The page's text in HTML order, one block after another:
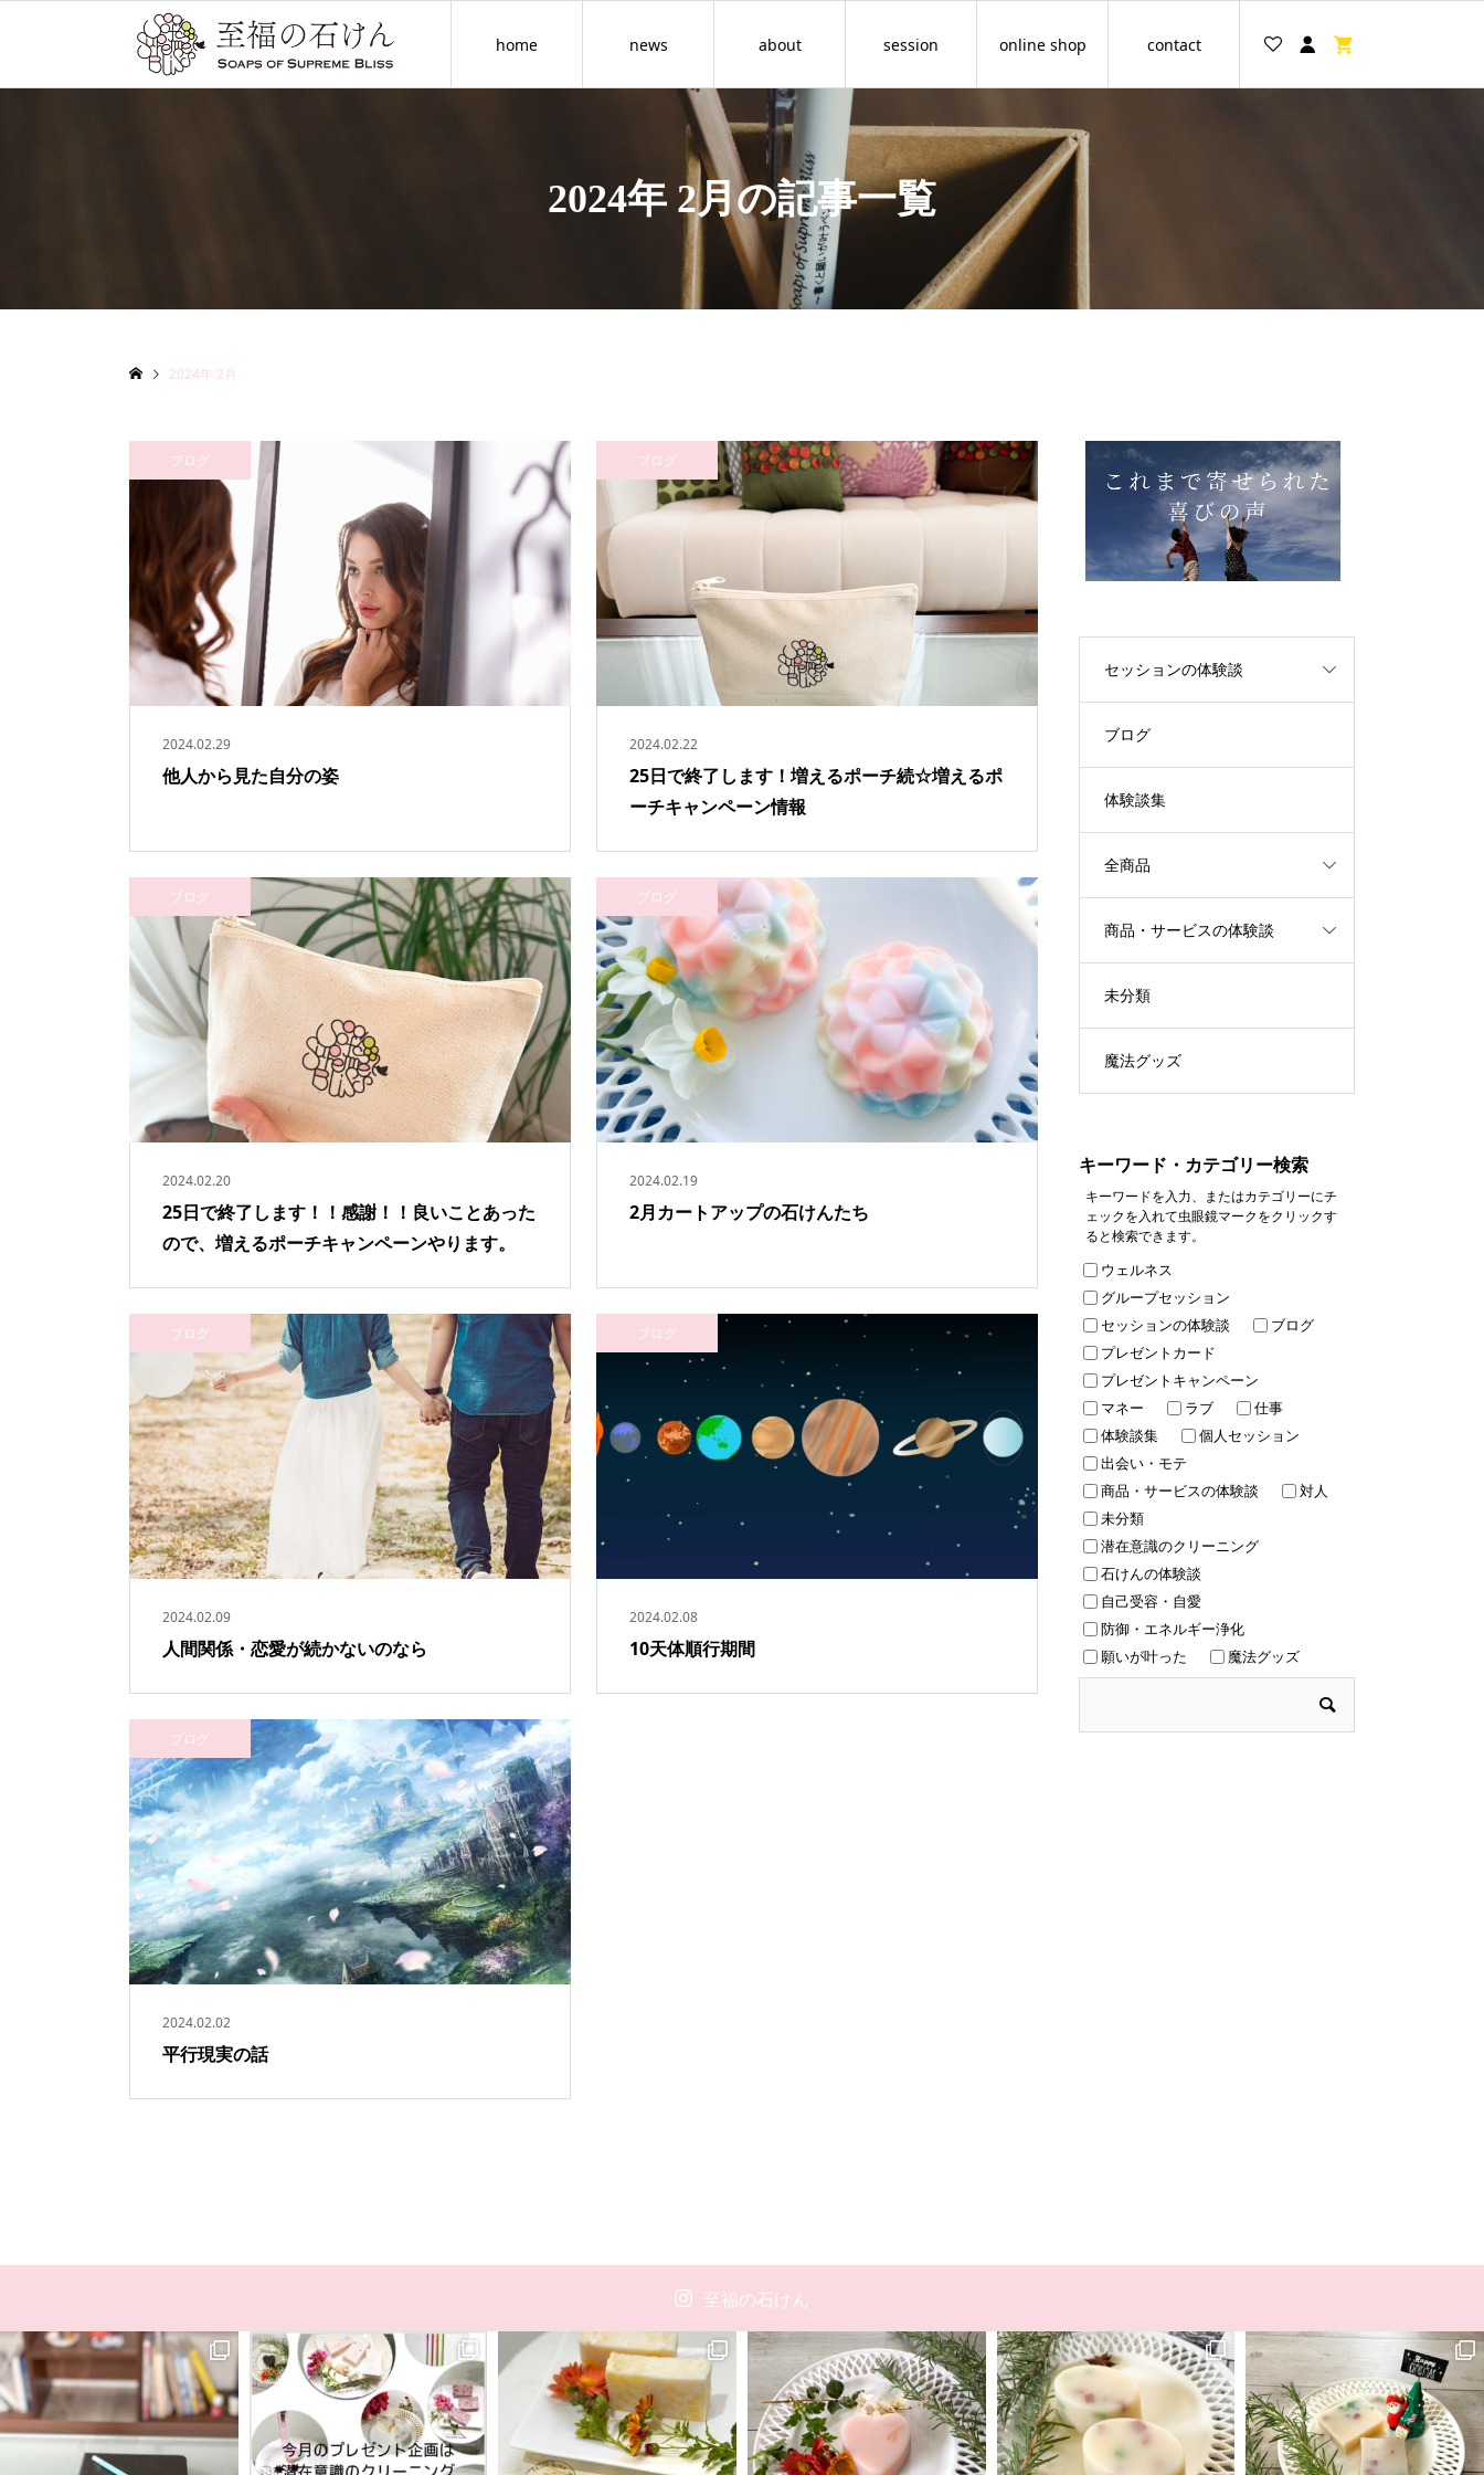
home news about session online shop contact
2024年 2月の記事一覧
2024年 2月
2024.02.29
他人から見た自分の姿
ブログ
2024.02.22
25日で終了します！増えるポーチ続☆増えるポ
ーチキャンペーン情報
ブログ
2024.02.20
25日で終了します！！感謝！！良いことあった
ので、増えるポーチキャンペーンやります。
ブログ
2024.02.19
2月カートアップの石けんたち
ブログ
2024.02.09
人間関係・恋愛が続かないのなら
ブログ
2024.02.08
10天体順行期間
ブログ
2024.02.02
平行現実の話
ブログ
セッションの体験談
ブログ
体験談集
全商品
商品・サービスの体験談
未分類
魔法グッズ
キーワード・カテゴリー検索
キーワードを入力、またはカテゴリーにチ
ェックを入れて虫眼鏡マークをクリックす
ると検索できます。
ウェルネス
グループセッション
セッションの体験談
ブログ
プレゼントカード
プレゼントキャンペーン
マネー
ラブ
仕事
体験談集
個人セッション
出会い・モテ
商品・サービスの体験談
対人
未分類
潜在意識のクリーニング
石けんの体験談
自己受容・自愛
防御・エネルギー浄化
願いが叶った
魔法グッズ
至福の石けん